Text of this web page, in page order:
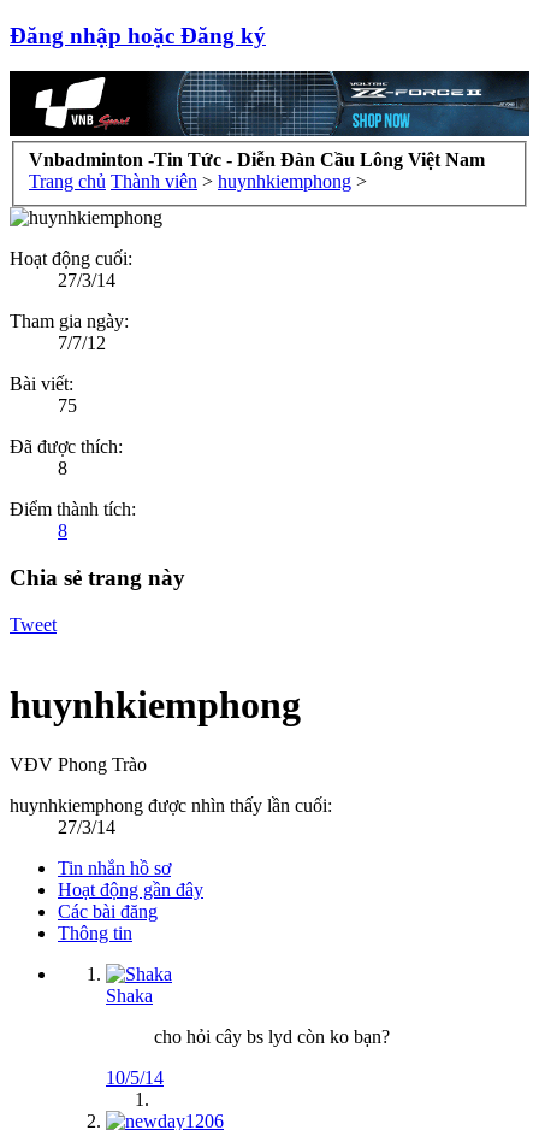
Đăng nhập hoặc Đăng ký
Vnbadminton -Tin Tức - Diễn Đàn Cầu Lông Việt Nam
Trang chủ Thành viên > huynhkiemphong >
Hoạt động cuối:
27/3/14
Tham gia ngày:
7/7/12
Bài viết:
75
Đã được thích:
8
Điểm thành tích:
8
Chia sẻ trang này
Tweet
huynhkiemphong
VĐV Phong Trào
huynhkiemphong được nhìn thấy lần cuối:
27/3/14
Tin nhắn hồ sơ
Hoạt động gần đây
Các bài đăng
Thông tin
Shaka
cho hỏi cây bs lyd còn ko bạn?
10/5/14